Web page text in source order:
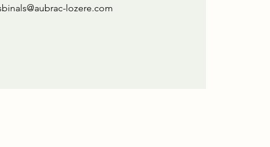
lozere.com